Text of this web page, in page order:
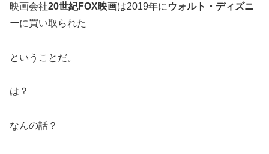
映画会社20世紀FOX映画は2019年に ウォルト・ディズニ
ーに買い取られた
ということだ。
は？
なんの話？